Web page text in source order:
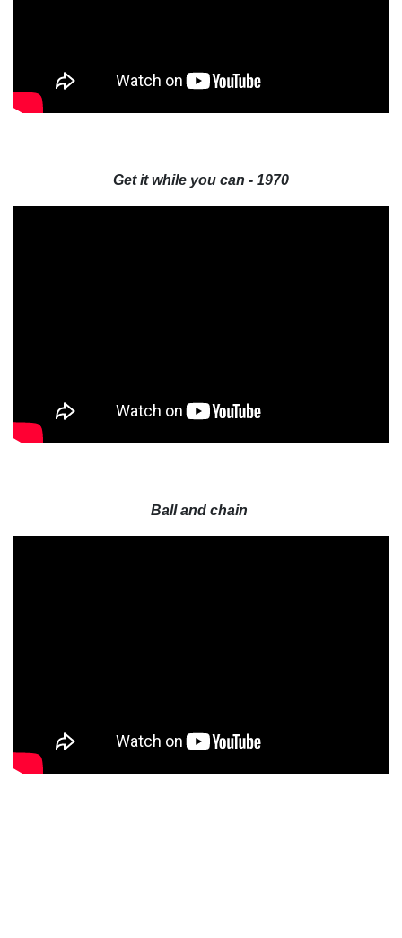
Get it while you can - 1970
Ball and chain